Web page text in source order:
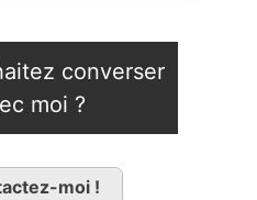
converser
moi ?
moi !